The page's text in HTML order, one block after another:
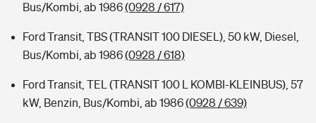
Bus/Kombi, ab 1986(0928 / 617)
Ford Transit, TBS (TRANSIT 100 DIESEL), 50 kW, Diesel,
Bus/Kombi, ab 1986(0928 / 618)
Ford Transit, TEL (TRANSIT 100 L KOMBI-KLEINBUS), 57
kW, Benzin, Bus/Kombi, ab 1986(0928 / 639)